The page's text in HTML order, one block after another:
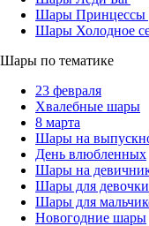
Шары Принцессы
Шары Холодное
Шары по тематике
23 февраля
Хвалебные шары
8 марта
Шары на
День влюбленных
Шары на
Шары для девочки
Шары для
Новогодние шары